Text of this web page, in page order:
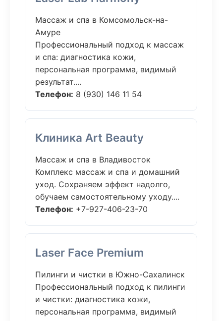
Массаж и спа в Комсомольск-на-
Амуре
Профессиональный подход к массаж
и спа: диагностика кожи,
персональная программа, видимый
результат....
Телефон: 8 (930) 146 11 54
Клиника Art Beauty
Массаж и спа в Владивосток
Комплекс массаж и спа и домашний
уход. Сохраняем эффект надолго,
обучаем самостоятельному уходу....
Телефон: +7-927-406-23-70
Laser Face Premium
Пилинги и чистки в Южно-Сахалинск
Профессиональный подход к пилинги
и чистки: диагностика кожи,
персональная программа, видимый